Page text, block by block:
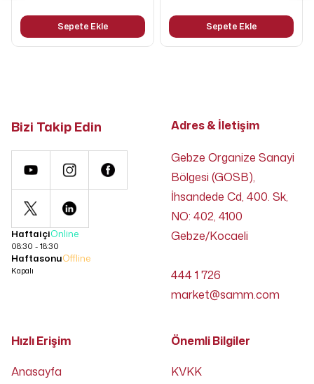
Sepete Ekle Sepete Ekle
Bizi Takip Edin
HaftaiçiOnline
08:30 - 18:30
HaftasonuOffline
Kapalı
Adres & İletişim
Gebze Organize Sanayi
Bölgesi (GOSB),
İhsandede Cd, 400. Sk,
NO: 402, 4100
Gebze/Kocaeli
444 1 726
market@samm.com
Hızlı Erişim
Anasayfa
Önemli Bilgiler
KVKK